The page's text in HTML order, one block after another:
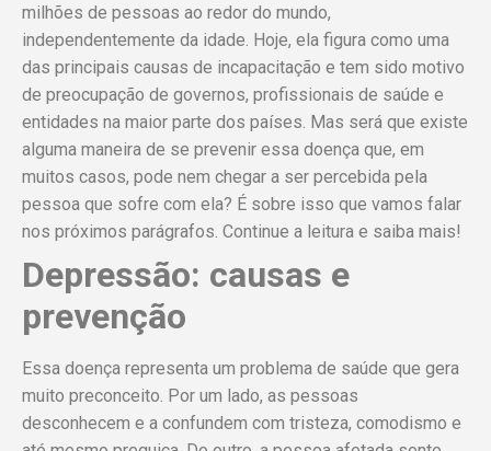
milhões de pessoas ao redor do mundo,
independentemente da idade. Hoje, ela figura como uma
das principais causas de incapacitação e tem sido motivo
de preocupação de governos, profissionais de saúde e
entidades na maior parte dos países. Mas será que existe
alguma maneira de se prevenir essa doença que, em
muitos casos, pode nem chegar a ser percebida pela
pessoa que sofre com ela? É sobre isso que vamos falar
nos próximos parágrafos. Continue a leitura e saiba mais!
Depressão: causas e
prevenção
Essa doença representa um problema de saúde que gera
muito preconceito. Por um lado, as pessoas
desconhecem e a confundem com tristeza, comodismo e